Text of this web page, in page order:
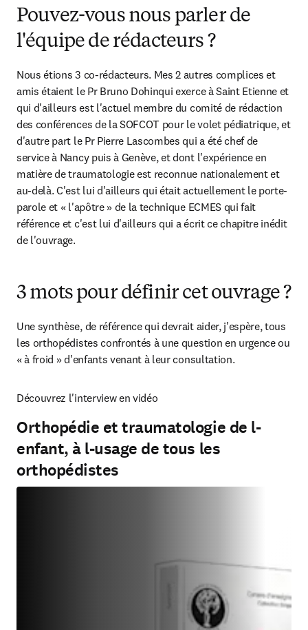
Pouvez-vous nous parler de
l'équipe de rédacteurs ?
Nous étions 3 co-rédacteurs. Mes 2 autres complices et
amis étaient le Pr Bruno Dohinqui exerce à Saint Etienne et
qui d'ailleurs est l'actuel membre du comité de rédaction
des conférences de la SOFCOT pour le volet pédiatrique, et
d'autre part le Pr Pierre Lascombes qui a été chef de
service à Nancy puis à Genève, et dont l'expérience en
matière de traumatologie est reconnue nationalement et
au-delà. C'est lui d'ailleurs qui était actuellement le porte-
parole et « l'apôtre » de la technique ECMES qui fait
référence et c'est lui d'ailleurs qui a écrit ce chapitre inédit
de l'ouvrage.
3 mots pour définir cet ouvrage ?
Une synthèse, de référence qui devrait aider, j'espère, tous
les orthopédistes confrontés à une question en urgence ou
« à froid » d'enfants venant à leur consultation.
Découvrez l'interview en vidéo
Orthopédie et traumatologie de l-
enfant, à l-usage de tous les
orthopédistes